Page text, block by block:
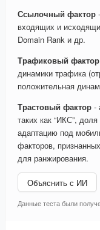
Ссылочный фактор
входящих и
Domain Rank и др.
Трафиковый фактор
динамики трафика
положительная
Трастовый фактор -
таких как “ИКС”,
адаптацию под
факторов,
для ранжирования.
Объяснить с ИИ
Данные теста были